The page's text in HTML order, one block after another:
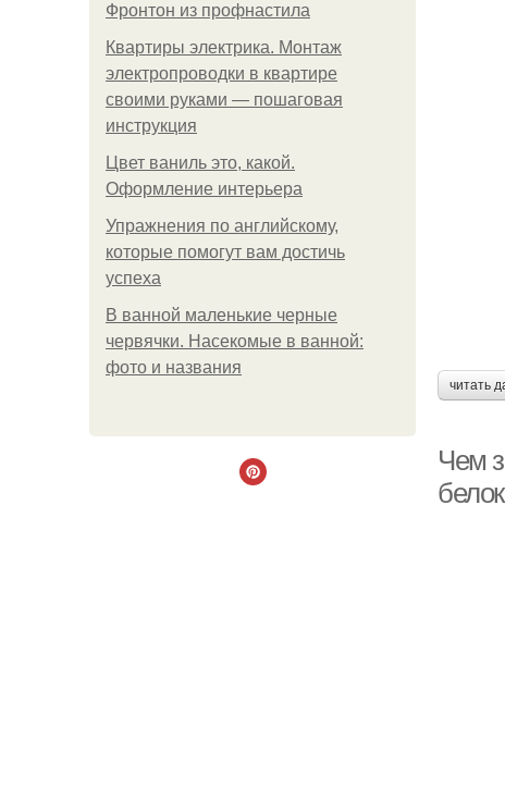
Фронтон из профнастила
Квартиры электрика. Монтаж
электропроводки в квартире
своими руками — пошаговая
инструкция
Цвет ваниль это, какой.
Оформление интерьера
Упражнения по английскому,
которые помогут вам достичь
успеха
В ванной маленькие черные
червячки. Насекомые в ванной:
фото и названия
читать
Чем